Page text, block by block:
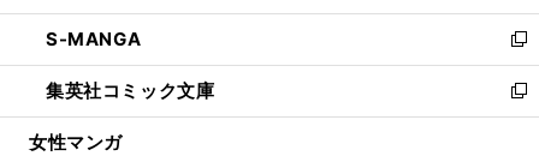
開
く
ウ
で
開
く
ン
ド
ウ
で
開
ウ
ィ
ン
ド
ウ
し
い
ウ
ィ
ン
S-MANGA
新
し
い
ウ
集英社コミック文庫
新
し
女性マンガ